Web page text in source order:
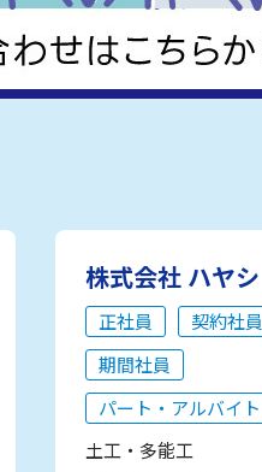
株式会社 ハヤシ
正社員
契約社員
期間社員
パート・アルバイト
土工・多能工